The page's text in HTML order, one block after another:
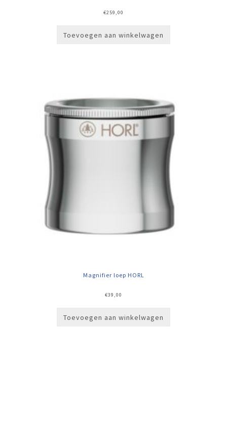
€259,00
Toevoegen aan winkelwagen
Magnifier loep HORL
€39,00
Toevoegen aan winkelwagen